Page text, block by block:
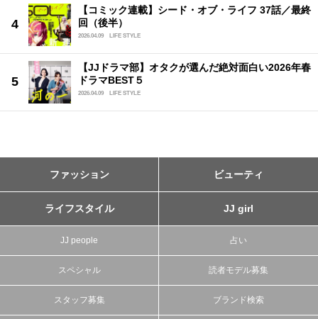
【コミック連載】シード・オブ・ライフ 37話／最終
回（後半）
2026.04.09 LIFE STYLE
【JJドラマ部】オタクが選んだ絶対面白い2026年春
ドラマBEST５
2026.04.09 LIFE STYLE
ファッション ビューティ
ライフスタイル JJ girl
JJ people 占い
スペシャル 読者モデル募集
スタッフ募集 ブランド検索